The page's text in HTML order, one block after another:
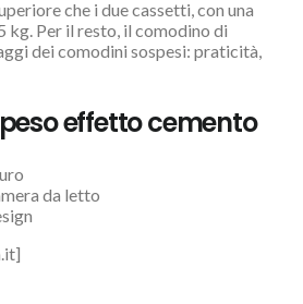
che i due cassetti, con una
kg. Per il resto, il comodino di
dei comodini sospesi: praticità,
effetto cemento